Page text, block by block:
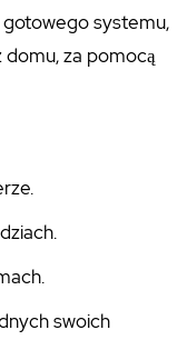
systemu,
domu, za pomocą
swoich